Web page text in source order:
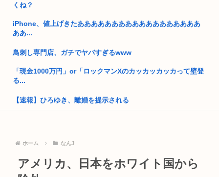
中国、毎月16兆円ペースの貿易黒字。年間200兆円も射程圏
【画像】ワイが今まで信じてきた常識www
識者「山上徹也が安倍晋三を討たなければ、日本国は今でも統
Z世代、「これ」が何なのかわからないwww
三大ギャルに求める要素「処女」「ピンク色乳首」「彼氏」
埼玉俺「え？大阪って西だよな？田舎だろ？西じゃねえの
東京のカーシェア汚い
くね？
iPhone、値上げきたああああああああああああああああああ
ああ...
鳥刺し専門店、ガチでヤバすぎるwww
「現金1000万円」or「ロックマンXのカッカッカッカって壁登
る...
【速報】ひろゆき、離婚を提示される
夏休みの小学生「よっしゃ、宅飲みするぞ！！」→コーラ,ミ
【画像】レンタルビデオ屋の廃墟がそのまま時が止まってしま
ホーム なんJ
アメリカ、日本をホワイト国から